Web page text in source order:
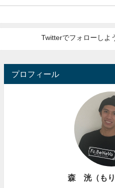
Twitterでフォローしよ
プロフィール
森 洸（も